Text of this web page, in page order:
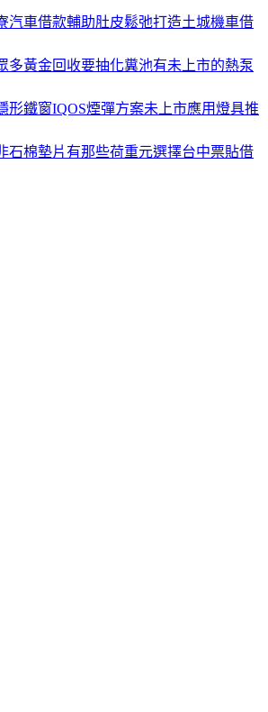
汽車借款輔助肚皮鬆弛打造土城機車借
多黃金回收要抽化糞池有未上市的熱泵
形鐵窗IQOS煙彈方案未上市應用燈具推
石棉墊片有那些荷重元選擇台中票貼借